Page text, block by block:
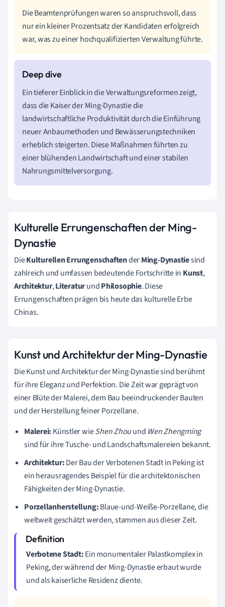
Die Beamtenprüfungen waren so anspruchsvoll, dass
nur ein kleiner Prozentsatz der Kandidaten erfolgreich
war, was zu einer hochqualifizierten Verwaltung führte.
Ein tieferer Einblick in die Verwaltungsreformen zeigt,
dass die Kaiser der Ming-Dynastie die
landwirtschaftliche Produktivität durch die Einführung
neuer Anbaumethoden und Bewässerungstechniken
erheblich steigerten. Diese Maßnahmen führten zu
einer blühenden Landwirtschaft und einer stabilen
Nahrungsmittelversorgung.
Kulturelle Errungenschaften der Ming-
Dynastie
DieKulturellen ErrungenschaftenderMing-Dynastiesind
zahlreich und umfassen bedeutende Fortschritte in Kunst,
Architektur,LiteraturundPhilosophie. Diese
Errungenschaften prägen bis heute das kulturelle Erbe
Chinas.
Kunst und Architektur der Ming-Dynastie
Die Kunst und Architektur der Ming-Dynastie sind berühmt
für ihre Eleganz und Perfektion. Die Zeit war geprägt von
einer Blüte der Malerei, dem Bau beeindruckender Bauten
und der Herstellung feiner Porzellane.
Malerei: Künstler wieShen Zhouund Wen Zhengming
sind für ihre Tusche- und Landschaftsmalereien bekannt.
Architektur:Der Bau der Verbotenen Stadt in Peking ist
ein herausragendes Beispiel für die architektonischen
Fähigkeiten der Ming-Dynastie.
Porzellanherstellung:Blaue-und-Weiße-Porzellane, die
weltweit geschätzt werden, stammen aus dieser Zeit.
Verbotene Stadt:Ein monumentaler Palastkomplex in
Peking, der während der Ming-Dynastie erbaut wurde
und als kaiserliche Residenz diente.